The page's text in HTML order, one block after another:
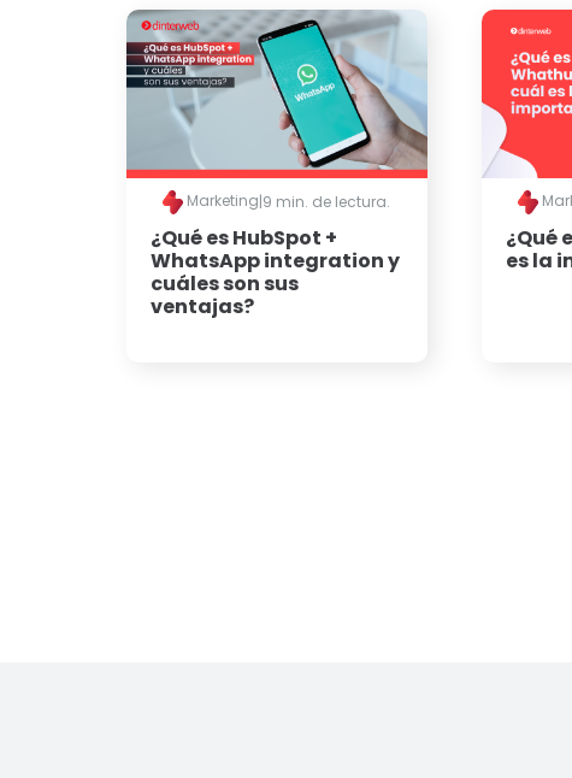
Marketing|9 min. de lectura.
¿Qué es HubSpot +
WhatsApp integration y
cuáles son sus
ventajas?
¿Qué
es la